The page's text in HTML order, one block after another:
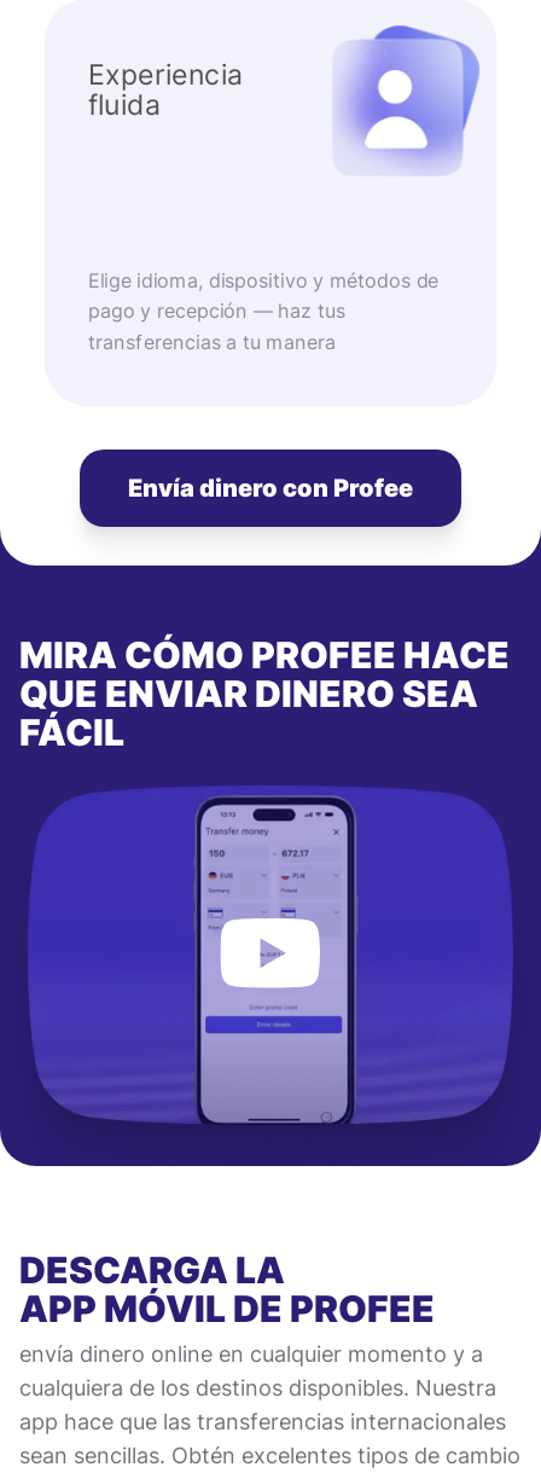
Experiencia
fluida
Elige idioma, dispositivo y métodos de
pago y recepción — haz tus
transferencias a tu manera
Envía dinero con Profee
MIRA CÓMO PROFEE HACE
QUE ENVIAR DINERO SEA
FÁCIL
DESCARGA LA
APP MÓVILDE PROFEE
envía dinero online en cualquier momento y a
cualquiera de los destinos disponibles. Nuestra
app hace que las transferencias internacionales
sean sencillas. Obtén excelentes tipos de cambio